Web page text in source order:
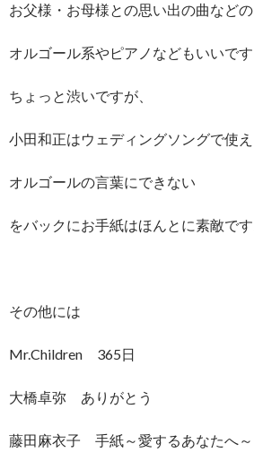
お父様・お母様との思い出の曲などの
オルゴール系やピアノなどもいいで
ちょっと渋いですが、
小田和正はウェディングソングで使え
オルゴールの言葉にできない
をバックにお手紙はほんとに素敵です
その他には
Mr.Children 365日
大橋卓弥 ありがとう
藤田麻衣子 手紙～愛するあなたへ～